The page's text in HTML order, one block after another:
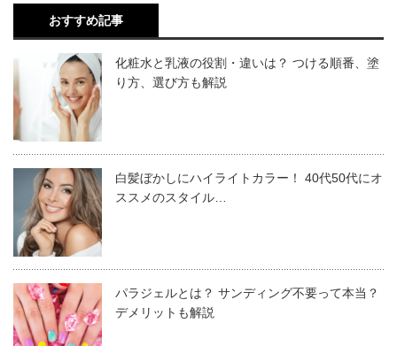
2020.01.09
オーガニックヘアワックス美容サロンで人気の商材6選！正し
い使い方と主な成分
「髪や頭皮に良いシャンプーやリンスを使いたい！」と思っているお客
様は多いでしょう。そのため、サロンではオーガニック製品をおすすめ
するケースもあります。 髪や頭皮に直接つくことで肌荒れの心配がある
のはシャンプーやリンスだけではなく、ヘアワックスやムース、スプレ
ーなどもあげられます。ここでは、天然成分...
オイルなので安心して使用できます。ハンド、ボデ
ィ、ヘアなど全身に使えるマルチバームです。
女性が好きなナチュラルで安らげる、落ち着ける香り
と評判です。
メーカー
ブランド
サイズ 37g
香 り
おすすめ記事
化粧水と乳液の役割・違いは？ つける順番、塗
り方、選び方も解説
白髪ぼかしにハイライトカラー！ 40代50代にオ
ススメのスタイル…
パラジェルとは？ サンディング不要って本当？
デメリットも解説